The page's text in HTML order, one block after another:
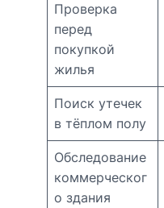
Проверка
перед
покупкой
жилья
Поиск утечек
в тёплом полу
Обследование
коммерческог
о здания